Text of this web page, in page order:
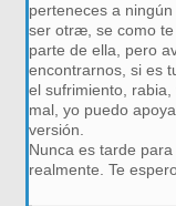
perteneces a
ser otræ, se como
parte de ella, pero
encontrarnos, si es
el sufrimiento,
mal, yo puedo
versión.
Nunca es tarde
realmente. Te